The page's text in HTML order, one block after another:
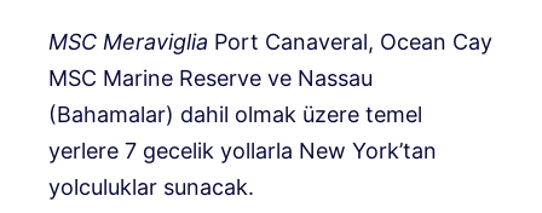
MSC Meraviglia Port Canaveral, Ocean Cay
MSC Marine Reserve ve Nassau
(Bahamalar) dahil olmak üzere temel
yerlere 7 gecelik yollarla New York’tan
yolculuklar sunacak.